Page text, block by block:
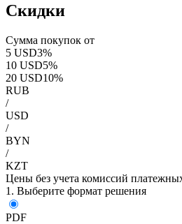
Скидки
Сумма покупок от
5 USD3%
10 USD5%
20 USD10%
RUB
/
USD
/
BYN
/
KZT
Цены без учета комиссий
1. Выберите формат решения
PDF